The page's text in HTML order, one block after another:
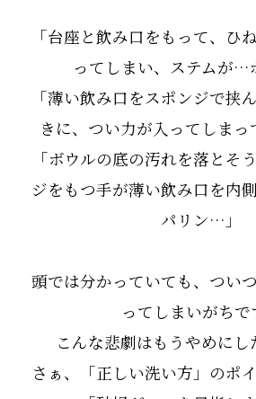
「台座と飲み口をもって、ひ
ってしまい、ステムが…
「薄い飲み口をスポンジで挟
きに、つい力が入ってしま
「ボウルの底の汚れを落とそ
ジをもつ手が薄い飲み口を内
パリン…」
頭では分かっていても、つい
ってしまいがちで
こんな悲劇はもうやめにし
さぁ、「正しい洗い方」のポ